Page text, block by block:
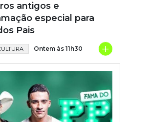
antigos e
especial para
Pais
Ontem às 11h30 +